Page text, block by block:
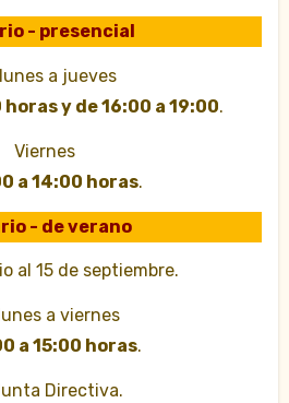
- presencial
a jueves
y de 16:00 a 19:00.
Viernes
a 14:00 horas.
- de verano
al 15 de septiembre.
a viernes
a 15:00 horas.
Directiva.